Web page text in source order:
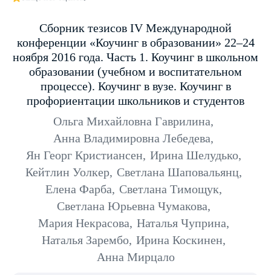
Сборник тезисов IV Международной
конференции «Коучинг в образовании» 22–24
ноября 2016 года. Часть 1. Коучинг в школьном
образовании (учебном и воспитательном
процессе). Коучинг в вузе. Коучинг в
профориентации школьников и студентов
Ольга Михайловна Гаврилина,
Анна Владимировна Лебедева,
Ян Георг Кристиансен, Ирина Шелудько,
Кейтлин Уолкер, Светлана Шаповальянц,
Елена Фарба, Светлана Тимощук,
Светлана Юрьевна Чумакова,
Мария Некрасова, Наталья Чуприна,
Наталья Зарембо, Ирина Коскинен,
Анна Мирцало